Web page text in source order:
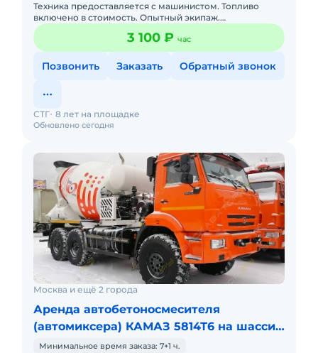
Техника предоставляется с машинистом. Топливо
включено в стоимость. Опытный экипаж.
Своевременное предоставление закрывающих
документов и что самое главное бе
3 100 ₽ час
Позвонить Заказать Обратный звонок
Обновлено сегодня
СТГ 8 лет на площадке
Москва и ещё 2 города
Аренда автобетоносмесителя
(автомиксера) КАМАЗ 5814Т6 на шасси
КамАЗ 43
Минимальное время заказа: 7+1 ч.